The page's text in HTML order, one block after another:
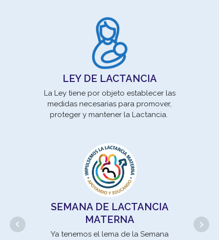
LEY DE LACTANCIA
La Ley tiene por objeto establecer las
medidas necesarias para promover,
proteger y mantener la Lactancia.
SEMANA DE LACTANCIA
MATERNA
Ya tenemos el lema de la Semana